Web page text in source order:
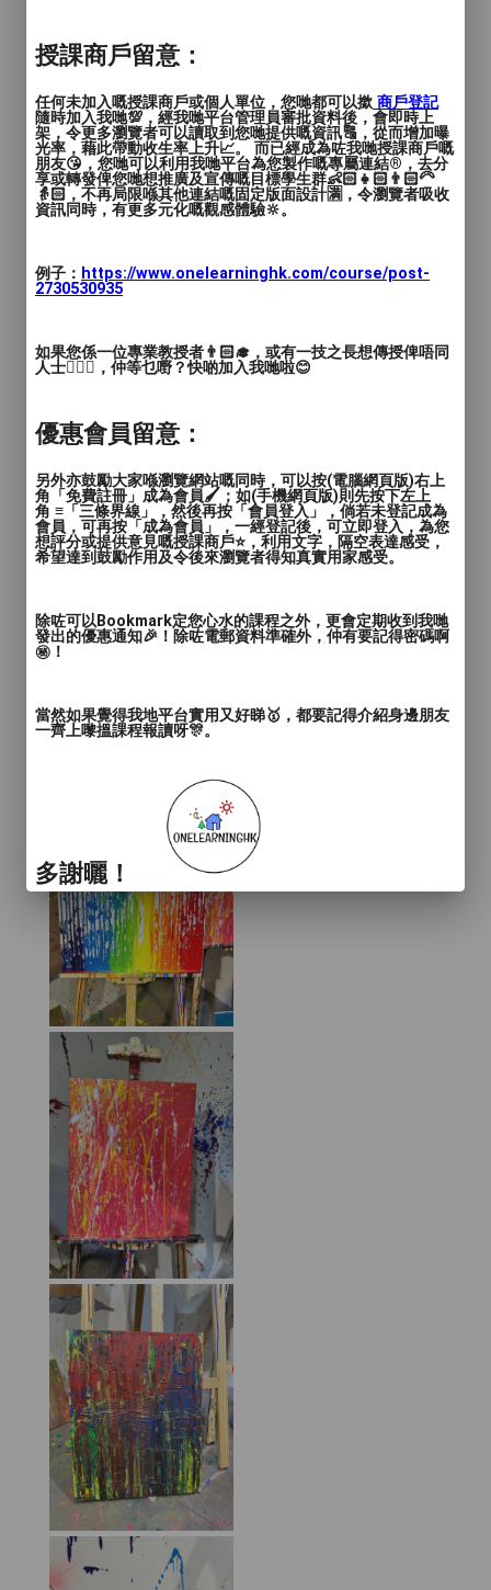
授課商戶留意：
任何未加入嘅授課商戶或個人單位，您哋都可以撳 商戶登記
隨時加入我哋💯，經我哋平台管理員審批資料後，會即時上
架，令更多瀏覽者可以讀取到您哋提供嘅資訊🔠，從而增加曝
光率，藉此帶動收生率上升📈。 而已經成為咗我哋授課商戶嘅
朋友😘，您哋可以利用我哋平台為您製作嘅專屬連結®️，去分
享或轉發俾您哋想推廣及宣傳嘅目標學生群👶🏻👧🏻👨🏻‍🦳
👵🏻，不再局限喺其他連結嘅固定版面設計🈵，令瀏覽者吸收
資訊同時，有更多元化嘅觀感體驗🔆。
例子： https://www.onelearninghk.com/course/post-
2730530935
如果您係一位專業教授者👨🏻‍🎓，或有一技之長想傳授俾唔同
人士🙋🏻‍♂️，仲等乜嘢？快啲加入我哋啦😊
優惠會員留意：
另外亦鼓勵大家喺瀏覽網站嘅同時，可以按(電腦網頁版)右上
角「免費註冊」成為會員🖌️；如(手機網頁版)則先按下左上
角 ≡「三條界線」，然後再按「會員登入」，倘若未登記成為
會員，可再按「成為會員」，一經登記後，可立即登入，為您
想評分或提供意見嘅授課商戶⭐️，利用文字，隔空表達感受，
希望達到鼓勵作用及令後來瀏覽者得知真實用家感受。
除咗可以Bookmark定您心水的課程之外，更會定期收到我哋
發出的優惠通知🎉！除咗電郵資料準確外，仲有要記得密碼啊
㊙️！
當然如果覺得我地平台實用又好睇🥇，都要記得介紹身邊朋友
一齊上嚟搵課程報讀呀🎊。
多謝曬！